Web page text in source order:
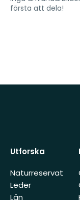
första att dela!
Utforska
Naturreservat
Leder
Län